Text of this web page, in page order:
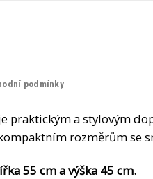
podmínky
praktickým a stylovým
rozměrům se
55 cm a výška 45 cm.